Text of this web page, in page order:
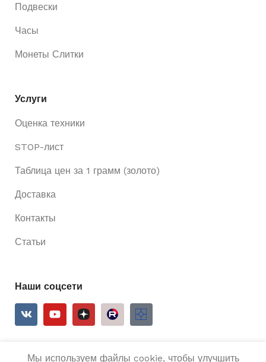
Подвески
Часы
Монеты Слитки
Услуги
Оценка техники
STOP-лист
Таблица цен за 1 грамм (золото)
Доставка
Контакты
Статьи
Наши соцсети
Мы используем файлы cookie, чтобы улучшить